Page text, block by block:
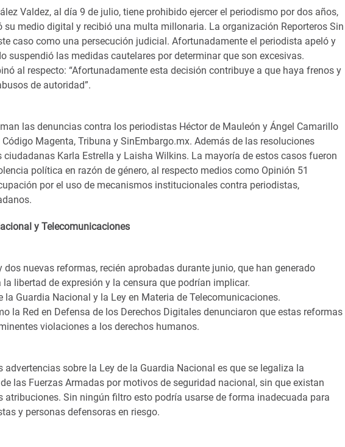
Valdez, al día 9 de julio, tiene prohibido ejercer el periodismo por dos años,
su medio digital y recibió una multa millonaria. La organización Reporteros Sin
caso como una persecución judicial. Afortunadamente el periodista apeló y
suspendió las medidas cautelares por determinar que son excesivas.
al respecto: “Afortunadamente esta decisión contribuye a que haya frenos y
de autoridad”.
las denuncias contra los periodistas Héctor de Mauleón y Ángel Camarillo
Magenta, Tribuna y SinEmbargo.mx. Además de las resoluciones
Karla Estrella y Laisha Wilkins. La mayoría de estos casos fueron
política en razón de género, al respecto medios como Opinión 51
por el uso de mecanismos institucionales contra periodistas,
y Telecomunicaciones
dos nuevas reformas, recién aprobadas durante junio, que han generado
libertad de expresión y la censura que podrían implicar.
la Guardia Nacional y la Ley en Materia de Telecomunicaciones.
la Red en Defensa de los Derechos Digitales denunciaron que estas reformas
violaciones a los derechos humanos.
advertencias sobre la Ley de la Guardia Nacional es que se legaliza la
las Fuerzas Armadas por motivos de seguridad nacional, sin que existan
atribuciones. Sin ningún filtro esto podría usarse de forma inadecuada para
y personas defensoras en riesgo.